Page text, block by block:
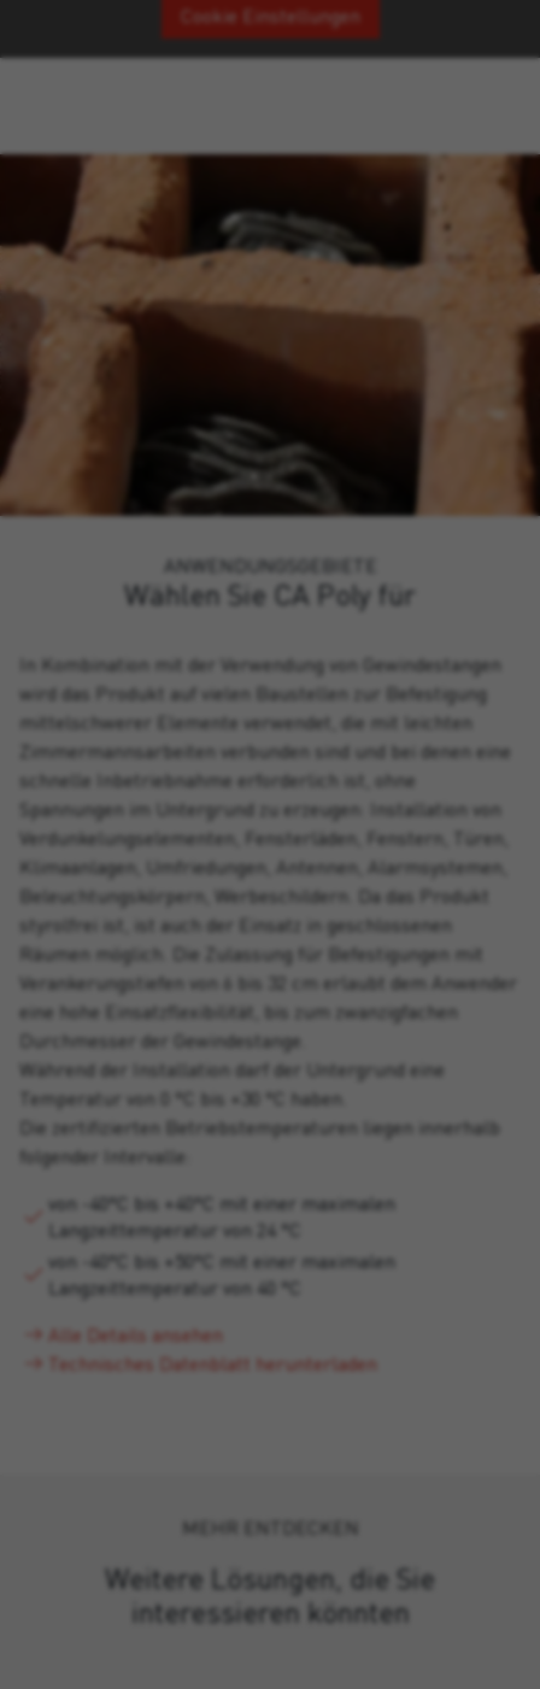
Cookie Einstellungen
ANWENDUNGSGEBIETE
Wählen Sie CA Poly für
In Kombination mit der Verwendung von Gewindestangen
wird das Produkt auf vielen Baustellen zur Befestigung
mittelschwerer Elemente verwendet, die mit leichten
Zimmermannsarbeiten verbunden sind und bei denen eine
schnelle Inbetriebnahme erforderlich ist, ohne
Spannungen im Untergrund zu erzeugen: Installation von
Verdunkelungselementen, Fensterläden, Fenstern, Türen,
Klimaanlagen, Umfriedungen, Antennen, Alarmsystemen,
Beleuchtungskörpern, Werbeschildern. Da das Produkt
styrolfrei ist, ist auch der Einsatz in geschlossenen
Räumen möglich. Die Zulassung für Befestigungen mit
Verankerungstiefen von 6 bis 32 cm erlaubt dem Anwender
eine hohe Einsatzflexibilität, bis zum zwanzigfachen
Durchmesser der Gewindestange.
Während der Installation darf der Untergrund eine
Temperatur von 0 °C bis +30 °C haben.
Die zertifizierten Betriebstemperaturen liegen innerhalb
folgender Intervalle:
von -40°C bis +40°C mit einer maximalen
Langzeittemperatur von 24 °C
von -40°C bis +50°C mit einer maximalen
Langzeittemperatur von 40 °C
Alle Details ansehen
Technisches Datenblatt herunterladen
MEHR ENTDECKEN
Weitere Lösungen, die Sie
interessieren könnten